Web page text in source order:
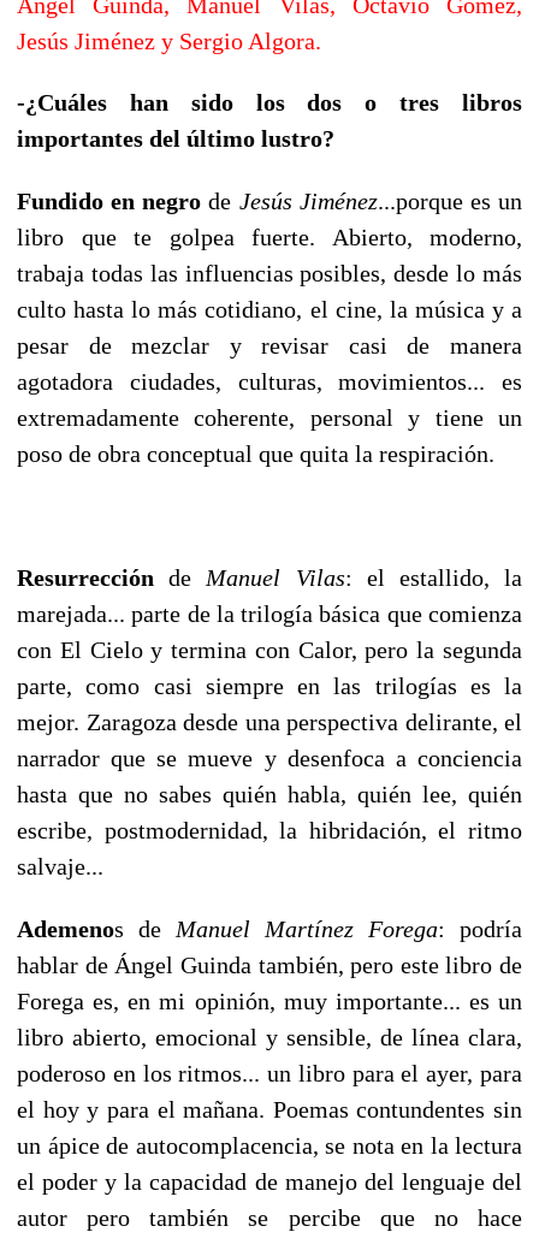
Jesús Jiménez y Sergio Algora.
-¿Cuáles han sido los dos o tres libros
importantes del último lustro?
Fundido en negro de Jesús Jiménez...porque es un
libro que te golpea fuerte. Abierto, moderno,
trabaja todas las influencias posibles, desde lo más
culto hasta lo más cotidiano, el cine, la música y a
pesar de mezclar y revisar casi de manera
agotadora ciudades, culturas, movimientos... es
extremadamente coherente, personal y tiene un
poso de obra conceptual que quita la respiración.
Resurrección de Manuel Vilas: el estallido, la
marejada... parte de la trilogía básica que comienza
con El Cielo y termina con Calor, pero la segunda
parte, como casi siempre en las trilogías es la
mejor. Zaragoza desde una perspectiva delirante, el
narrador que se mueve y desenfoca a conciencia
hasta que no sabes quién habla, quién lee, quién
escribe, postmodernidad, la hibridación, el ritmo
salvaje...
Ademenos de Manuel Martínez Forega: podría
hablar de Ángel Guinda también, pero este libro de
Forega es, en mi opinión, muy importante... es un
libro abierto, emocional y sensible, de línea clara,
poderoso en los ritmos... un libro para el ayer, para
el hoy y para el mañana. Poemas contundentes sin
un ápice de autocomplacencia, se nota en la lectura
el poder y la capacidad de manejo del lenguaje del
autor pero también se percibe que no hace